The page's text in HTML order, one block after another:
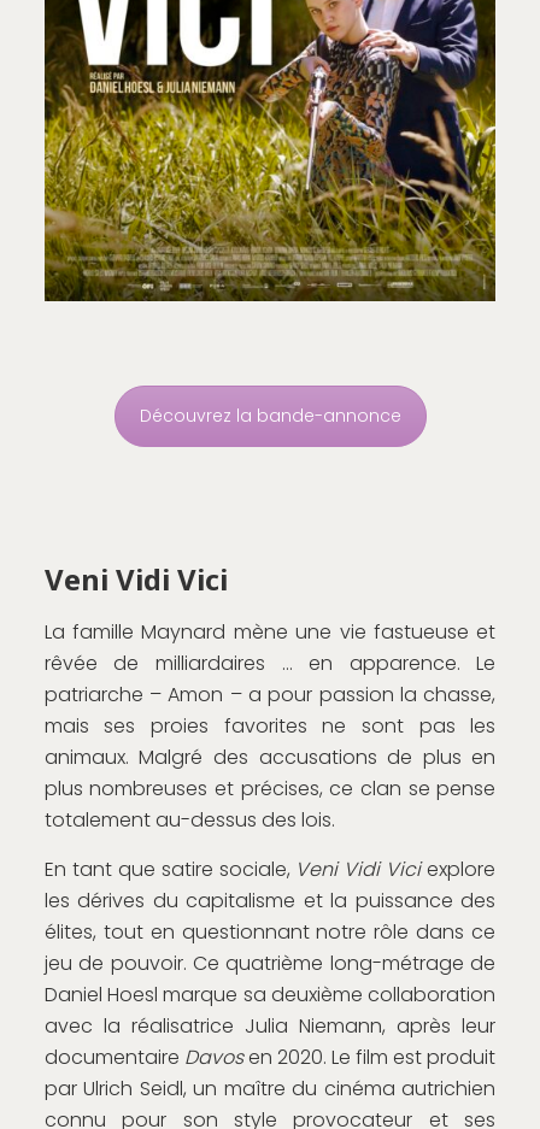
Découvrez la bande-annonce
Veni Vidi Vici
La famille Maynard mène une vie fastueuse et
rêvée de milliardaires … en apparence. Le
patriarche – Amon – a pour passion la chasse,
mais ses proies favorites ne sont pas les
animaux. Malgré des accusations de plus en
plus nombreuses et précises, ce clan se pense
totalement au-dessus des lois.
En tant que satire sociale, Veni Vidi Viciexplore
les dérives du capitalisme et la puissance des
élites, tout en questionnant notre rôle dans ce
jeu de pouvoir. Ce quatrième long-métrage de
Daniel Hoesl marque sa deuxième collaboration
avec la réalisatrice Julia Niemann, après leur
documentaire Davosen 2020. Le film est produit
par Ulrich Seidl, un maître du cinéma autrichien
connu pour son style provocateur et ses